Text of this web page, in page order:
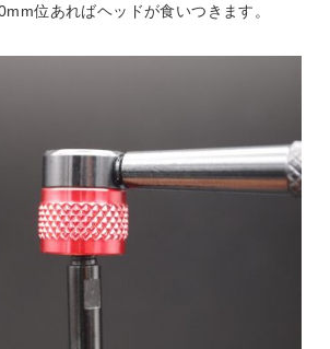
位あればヘッドが食いつきます。